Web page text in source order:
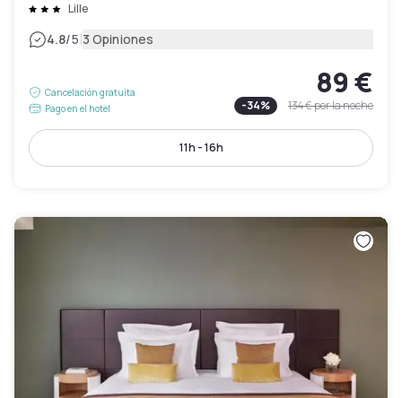
Lille
4.8/5|3 Opiniones
Cancelación gratuita
Pago en el hotel
89 €
-34% 134 €por la noche
11h - 16h